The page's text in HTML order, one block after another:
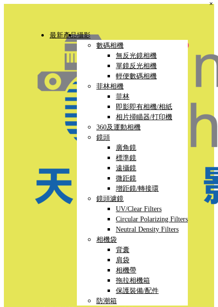
最新產品攝影
數碼相機
無反光鏡相機
單鏡反光相機
輕便數碼相機
菲林相機
菲林
即影即有相機/相紙
相片掃瞄器/打印機
360及運動相機
鏡頭
廣角鏡
標準鏡
遠攝鏡
微距鏡
增距鏡/轉接環
鏡頭濾鏡
UV/Clear Filters
Circular Polarizing Filters
Neutral Density Filters
相機袋
背囊
肩袋
相機帶
拖拉相機箱
保護裝備/配件
防潮箱
×